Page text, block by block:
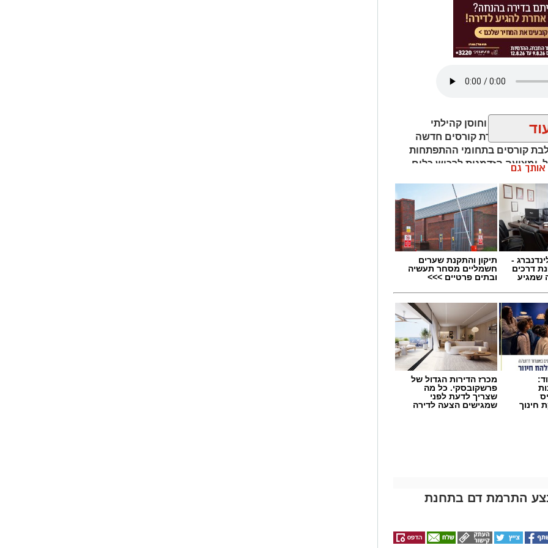
לביטחון וחוסן קהילתי
באשדוד, פותח את מחצית ב' של שנת 2026 עם סדרת קורסים חדשה
קורסים בתחומי ההתפתחות
ומציעה הזדמנות לרכוש כלים
שייפתח הוא קורס 12 צעדים, שיעסוק בהיכרות עם עולם
ההתמכרויות ועם עקרונות שיטת 12 הצעדים. הקורס ייפתח ב־9 בספטמבר 2026
יום לאחר מכן, ב־7 באוקטובר 2026, ייצא לדרך קורס NLP פרקטישינר, שיתקיים
בשעות הערב. הקורס מתמקד בהקניית כלים יישומיים בתחום ה־NLP ובהכרת
ניהול רכות, בהנחיית המנהל כמאמן.
בנובמבר 2026 ויתקיים בשעות הבוקר. במסגרת הקורס ייחשפו
לחזק מיומנויות ניהול והובלת
אותך גם
-
דרכים
שמגיע
תיקון והתקנת שערים
חשמליים מסחר תעשיה
ובתים פרטיים >>>
חינוך
מכרז הדירות הגדול של
פרשקובסקי. כל מה
שצריך לדעת לפני
שמגישים הצעה לדירה
התרמת דם בתחנת